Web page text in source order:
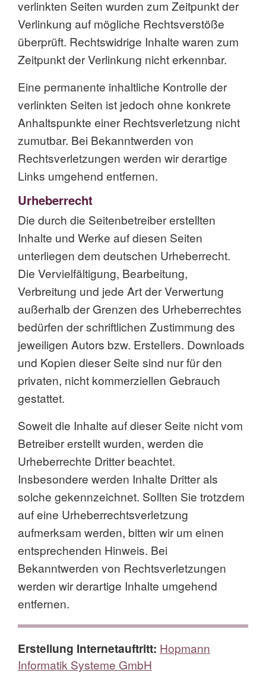
verlinkten Seiten wurden zum Zeitpunkt der
Verlinkung auf mögliche Rechtsverstöße
überprüft. Rechtswidrige Inhalte waren zum
Zeitpunkt der Verlinkung nicht erkennbar.
Eine permanente inhaltliche Kontrolle der
verlinkten Seiten ist jedoch ohne konkrete
Anhaltspunkte einer Rechtsverletzung nicht
zumutbar. Bei Bekanntwerden von
Rechtsverletzungen werden wir derartige
Links umgehend entfernen.
Urheberrecht
Die durch die Seitenbetreiber erstellten
Inhalte und Werke auf diesen Seiten
unterliegen dem deutschen Urheberrecht.
Die Vervielfältigung, Bearbeitung,
Verbreitung und jede Art der Verwertung
außerhalb der Grenzen des Urheberrechtes
bedürfen der schriftlichen Zustimmung des
jeweiligen Autors bzw. Erstellers. Downloads
und Kopien dieser Seite sind nur für den
privaten, nicht kommerziellen Gebrauch
gestattet.
Soweit die Inhalte auf dieser Seite nicht vom
Betreiber erstellt wurden, werden die
Urheberrechte Dritter beachtet.
Insbesondere werden Inhalte Dritter als
solche gekennzeichnet. Sollten Sie trotzdem
auf eine Urheberrechtsverletzung
aufmerksam werden, bitten wir um einen
entsprechenden Hinweis. Bei
Bekanntwerden von Rechtsverletzungen
werden wir derartige Inhalte umgehend
entfernen.
Erstellung Internetauftritt: Hopmann
Informatik Systeme GmbH